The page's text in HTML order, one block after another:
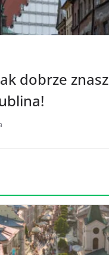
dobrze znasz